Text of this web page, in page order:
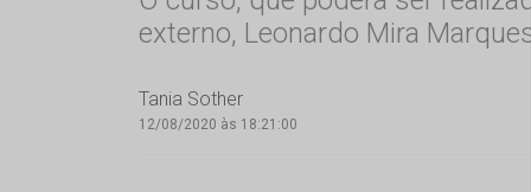
externo, Leonardo Mira
Tania Sother
12/08/2020 às 18:21:00